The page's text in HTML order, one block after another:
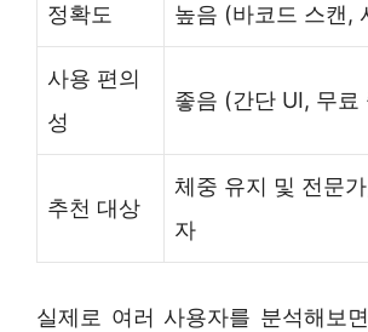
정확도 높음 (바코드 스캔,
사용 편의
성
좋음 (간단 UI, 무료
추천 대상
체중 유지 및 전문
자
실제로 여러 사용자를 분석해보